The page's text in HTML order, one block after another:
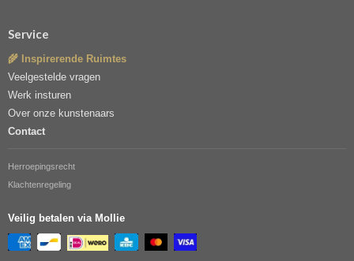
Service
🌾 Inspirerende Ruimtes
Veelgestelde vragen
Werk insturen
Over onze kunstenaars
Contact
Herroepingsrecht
Klachtenregeling
Veilig betalen via Mollie